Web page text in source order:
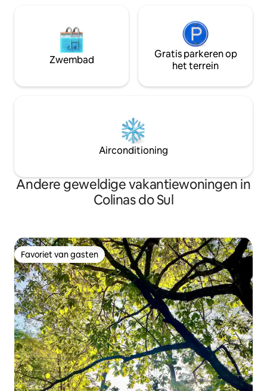
Zwembad
Gratis parkeren op
het terrein
Airconditioning
Andere geweldige vakantiewoningen in
Colinas do Sul
Favoriet van gasten
Favoriet van gasten